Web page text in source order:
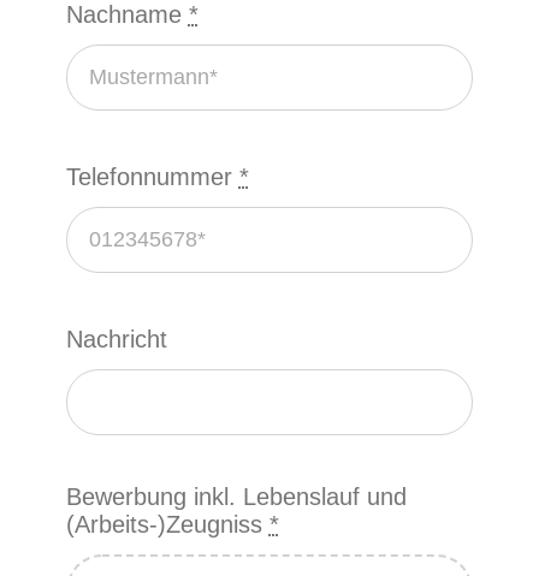
Nachname *
Telefonnummer *
Nachricht
Bewerbung inkl. Lebenslauf und
(Arbeits-)Zeugniss *